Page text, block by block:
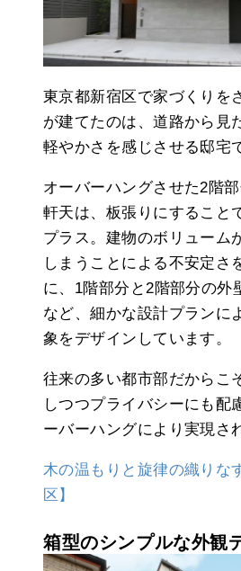
東京都新宿区で家づくりを
が建てたのは、道路から見
軽やかさを感じさせる邸宅
オーバーハングさせた2階
軒天は、板張りにすること
プラス。建物のボリューム
しまうことによる不安定さ
に、1階部分と2階部分の外
など、細かな設計プランに
象をデザインしています。
往来の多い都市部だからこ
しつつプライバシーにも配
ーバーハングにより実現さ
木の温もりと旋律の織りな
区】
箱型のシンプルな外観